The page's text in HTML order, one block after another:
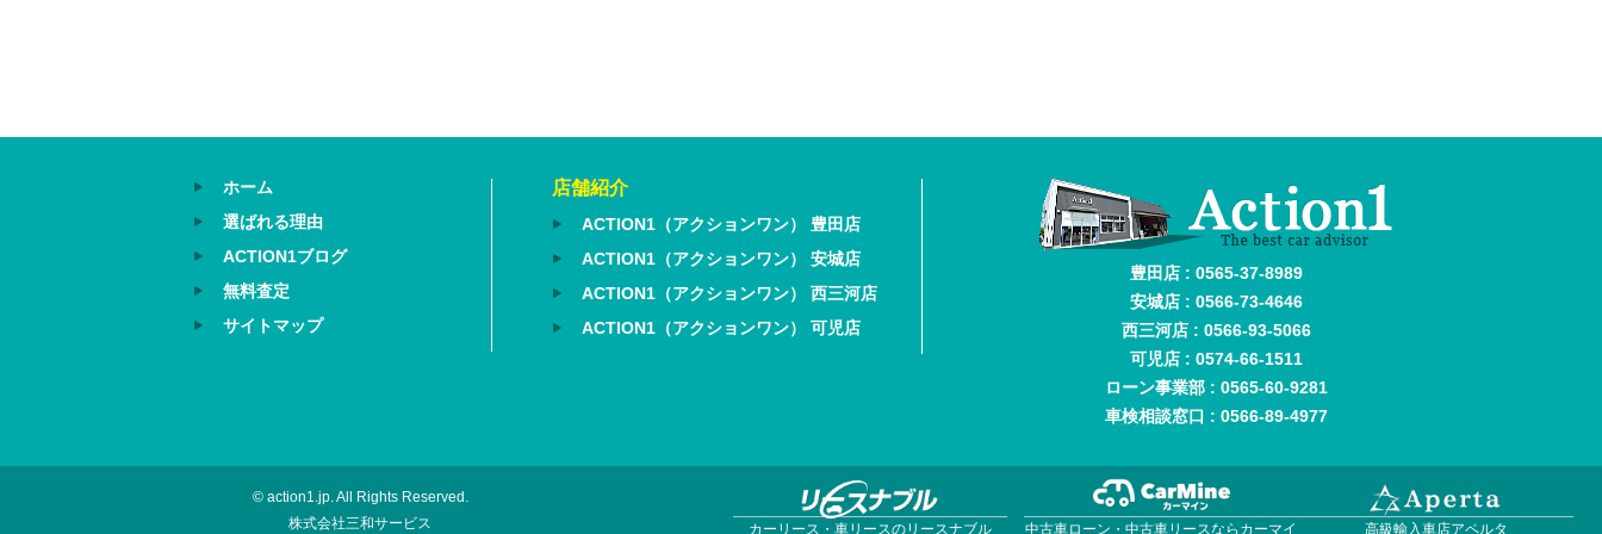
ホーム
選ばれる理由
ACTION1ブログ
無料査定
サイトマップ
店舗紹介
ACTION1（アクションワン） 豊田店
ACTION1（アクションワン） 安城店
ACTION1（アクションワン） 西三河店
ACTION1（アクションワン） 可児店
豊田店 : 0565-37-8989
安城店 : 0566-73-4646
西三河店 : 0566-93-5066
可児店 : 0574-66-1511
ローン事業部 : 0565-60-9281
車検相談窓口 : 0566-89-4977
© action1.jp. All Rights Reserved.
株式会社三和サービス
カーリース・車リースのリースナブル 中古車ローン・中古車リースならカーマイ 高級輸入車店アペルタ